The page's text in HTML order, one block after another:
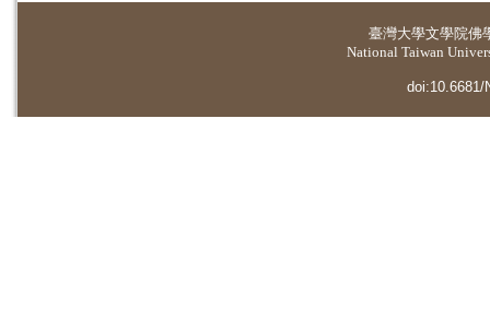
臺灣大學文學院佛
National Taiwan
doi:10.6681/